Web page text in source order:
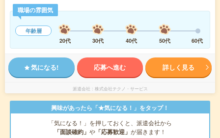
職場の雰囲気
年齢層
20代
30代 40代 50代 60代
気になる! 応募へ進む 詳しく見る
派遣会社 株式会社テクノ・サービス
興味があったら「★気になる！」をタップ！
「気になる！」を押しておくと、派遣会社から
「面談確約」 や 「応募歓迎」 が届きます！